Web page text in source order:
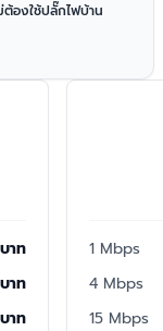
องใช้ปลั๊กไฟบ้าน
าท
าท
าท
1 Mbps
4 Mbps
15 Mbps